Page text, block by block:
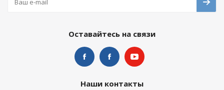
Оставайтесь на связи
Наши контакты